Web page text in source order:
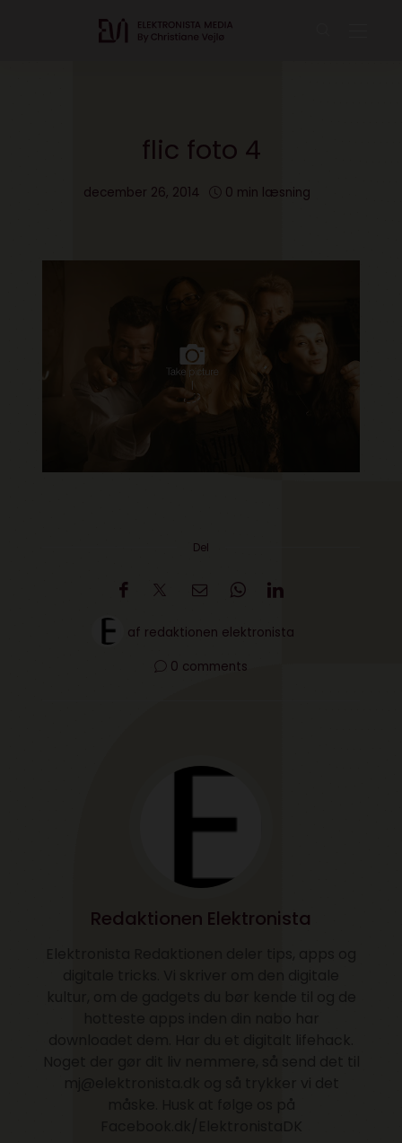
flic foto 4
december 26, 2014 0 min læsning
Del
af redaktionen elektronista
0 comments
Redaktionen Elektronista